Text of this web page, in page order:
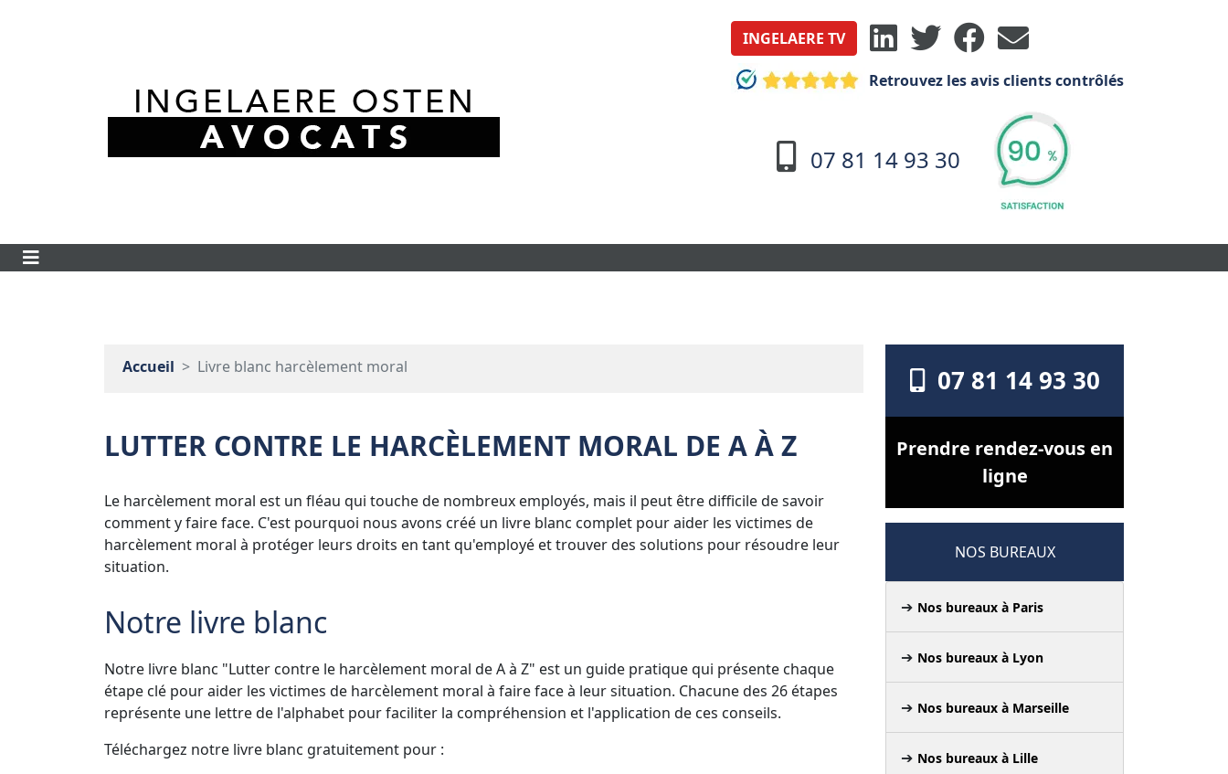
INGELAERE TV
Retrouvez les avis clients contrôlés
07 81 14 93 30
Accueil Livre blanc harcèlement moral
LUTTER CONTRE LE HARCÈLEMENT MORAL DE A À Z
Le harcèlement moral est un fléau qui touche de nombreux employés, mais il peut être difficile de savoir
comment y faire face. C'est pourquoi nous avons créé un livre blanc complet pour aider les victimes de
harcèlement moral à protéger leurs droits en tant qu'employé et trouver des solutions pour résoudre leur
situation.
Notre livre blanc
Notre livre blanc "Lutter contre le harcèlement moral de A à Z" est un guide pratique qui présente chaque
étape clé pour aider les victimes de harcèlement moral à faire face à leur situation. Chacune des 26 étapes
représente une lettre de l'alphabet pour faciliter la compréhension et l'application de ces conseils.
Téléchargez notre livre blanc gratuitement pour :
07 81 14 93 30
Prendre rendez-vous en
ligne
NOS BUREAUX
Nos bureaux à Paris
Nos bureaux à Lyon
Nos bureaux à Marseille
Nos bureaux à Lille